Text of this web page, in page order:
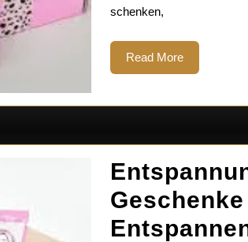
schenken,
Read MoreRead
More